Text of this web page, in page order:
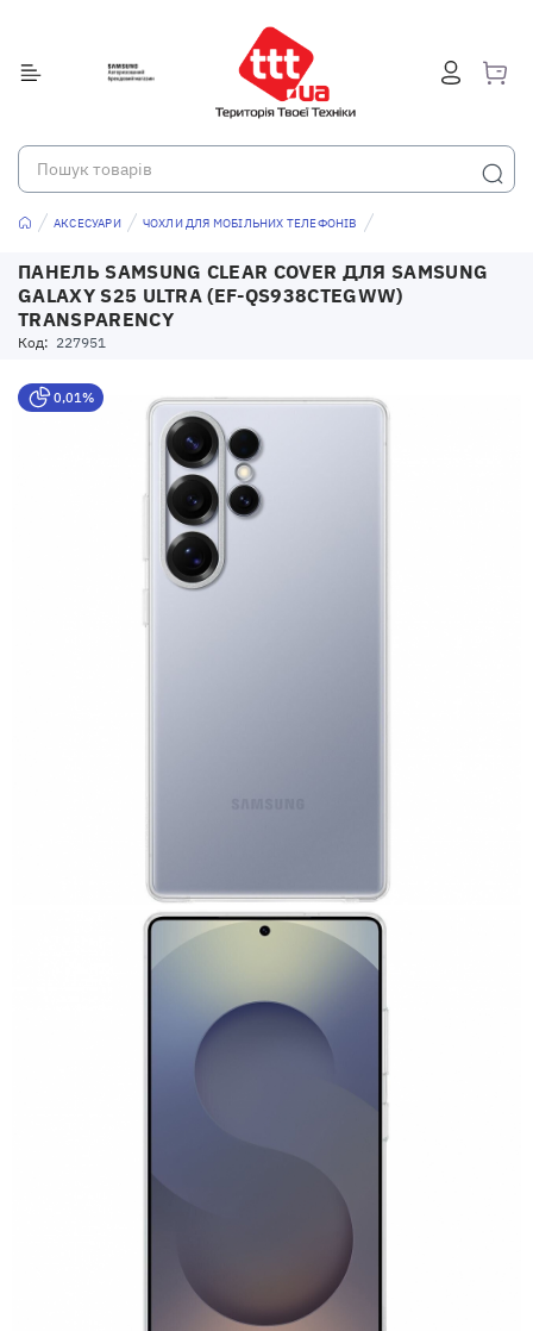
АКСЕСУАРИ ЧОХЛИ ДЛЯ МОБІЛЬНИХ ТЕЛЕФОНІВ
ПАНЕЛЬ SAMSUNG CLEAR COVER ДЛЯ SAMSUNG
GALAXY S25 ULTRA (EF-QS938CTEGWW)
TRANSPARENCY
Код: 227951
0,01%